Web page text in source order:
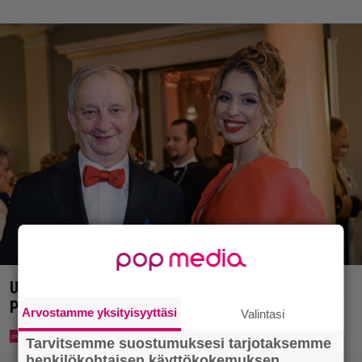
Uuno: Hjallis Harkimo menee naimisiin Jasmine
Pajarin kanssa
Arvostamme yksityisyyttäsi Valintasi
Tarvitsemme suostumuksesi tarjotaksemme